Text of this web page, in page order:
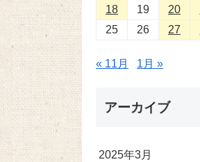
18
19 20
25
26 27
« 11月 1月 »
アーカイブ
2025年3月